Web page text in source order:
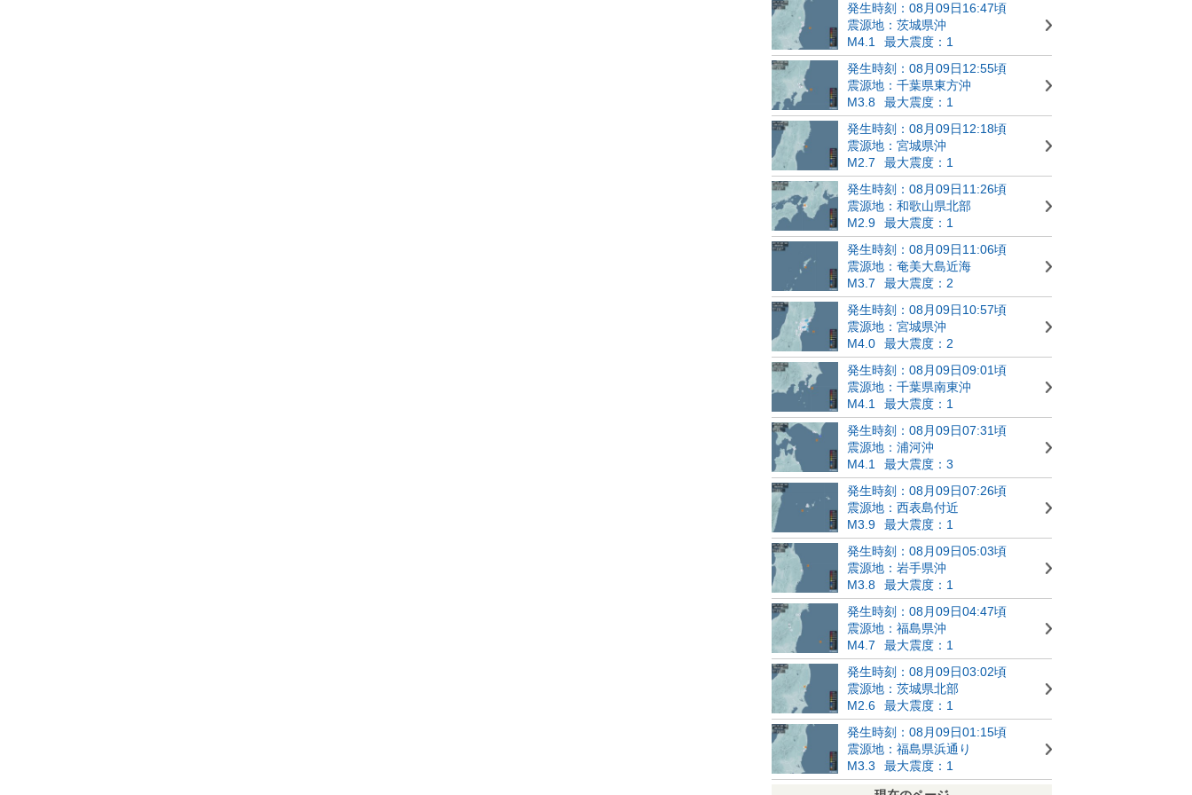
発生時刻：08月09日16:47頃
震源地：茨城県沖
M4.1
最大震度：1
発生時刻：08月09日12:55頃
震源地：千葉県東方沖
M3.8
最大震度：1
発生時刻：08月09日12:18頃
震源地：宮城県沖
M2.7
最大震度：1
発生時刻：08月09日11:26頃
震源地：和歌山県北部
M2.9
最大震度：1
発生時刻：08月09日11:06頃
震源地：奄美大島近海
M3.7
最大震度：2
発生時刻：08月09日10:57頃
震源地：宮城県沖
M4.0
最大震度：2
発生時刻：08月09日09:01頃
震源地：千葉県南東沖
M4.1
最大震度：1
発生時刻：08月09日07:31頃
震源地：浦河沖
M4.1
最大震度：3
発生時刻：08月09日07:26頃
震源地：西表島付近
M3.9
最大震度：1
発生時刻：08月09日05:03頃
震源地：岩手県沖
M3.8
最大震度：1
発生時刻：08月09日04:47頃
震源地：福島県沖
M4.7
最大震度：1
発生時刻：08月09日03:02頃
震源地：茨城県北部
M2.6
最大震度：1
発生時刻：08月09日01:15頃
震源地：福島県浜通り
M3.3
最大震度：1